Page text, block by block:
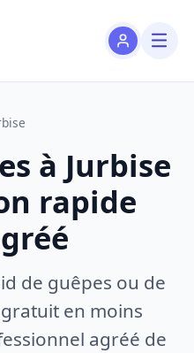
à Jurbise
rapide
de guêpes ou de
en moins
agréé de